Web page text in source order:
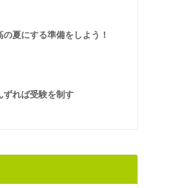
の夏にする準備をしよう！
ずれば受験を制す